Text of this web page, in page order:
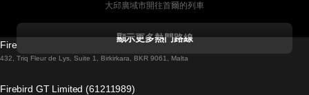
大邱廣域市開往首爾的列車
都柏林開往戈尔韦的列車
顯示更多熱門路線
Firebird GT Limited (OC 1451)
432, Triq Fleur de Lys, Suite 1, Birkirkara, BKR 9061, Malta
Firebird GT Limited (61211989)